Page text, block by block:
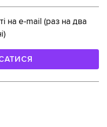
на e-mail (раз на два